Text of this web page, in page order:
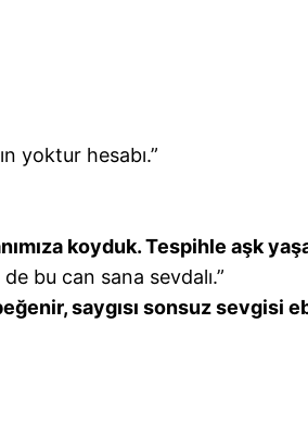
yoktur hesabı.”
koyduk. Tespihle aşk
bu can sana sevdalı.”
saygısı sonsuz sevgisi